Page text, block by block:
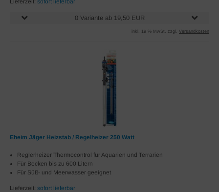
Lieferzeit: sofort lieferbar
0 Variante ab 19,50 EUR
inkl. 19 % MwSt. zzgl. Versandkosten
Eheim Jäger Heizstab / Regelheizer 250 Watt
Reglerheizer Thermocontrol für Aquarien und Terrarien
Für Becken bis zu 600 Litern
Für Süß- und Meerwasser geeignet
Lieferzeit: sofort lieferbar